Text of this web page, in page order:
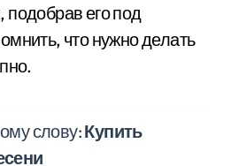
, подобрав его под
что нужно делать
слову:Купить